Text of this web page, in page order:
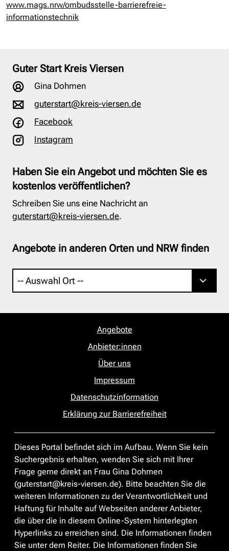
www.mags.nrw/ombudsstelle-barrierefreie-
informationstechnik
Guter Start Kreis Viersen
Gina Dohmen
guterstart@kreis-viersen.de
Facebook
Instagram
Haben Sie ein Angebot und möchten Sie es
kostenlos veröffentlichen?
Schreiben Sie uns eine Nachricht an
guterstart@kreis-viersen.de.
Angebote in anderen Orten und NRW finden
Angebote
Anbieter:innen
Über uns
Impressum
Datenschutzinformation
Erklärung zur Barrierefreiheit
Dieses Portal befindet sich im Aufbau. Wenn Sie kein
Suchergebnis erhalten, wenden Sie sich mit Ihrer
Frage gerne direkt an Frau Gina Dohmen
(guterstart@kreis-viersen.de). Bitte beachten Sie die
weiteren Informationen zu der Verantwortlichkeit und
Haftung für Inhalte auf Webseiten anderer Anbieter,
die über die in diesem Online-System hinterlegten
Hyperlinks zu erreichen sind. Die Informationen finden
Sie unter dem Reiter. Die Informationen finden Sie